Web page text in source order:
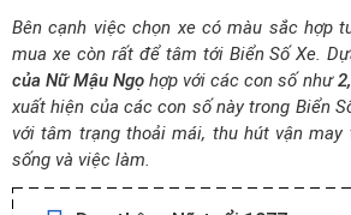
Bên cạnh việc chọn xe có màu sắc hợp
mua xe còn rất để tâm tới Biển Số Xe.
của Nữ Mậu Ngọ hợp với các con số như
xuất hiện của các con số này trong Biển
với tâm trạng thoải mái, thu hút vận
sống và việc làm.